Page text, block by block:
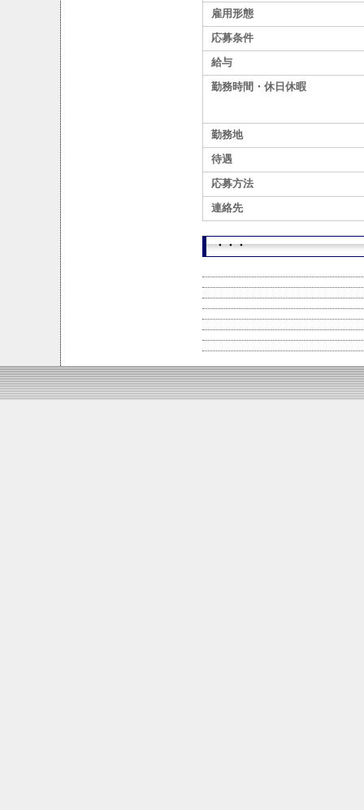
雇用形態
応募条件
給与
勤務時間・休日休暇
勤務地
待遇
応募方法
連絡先
・・・